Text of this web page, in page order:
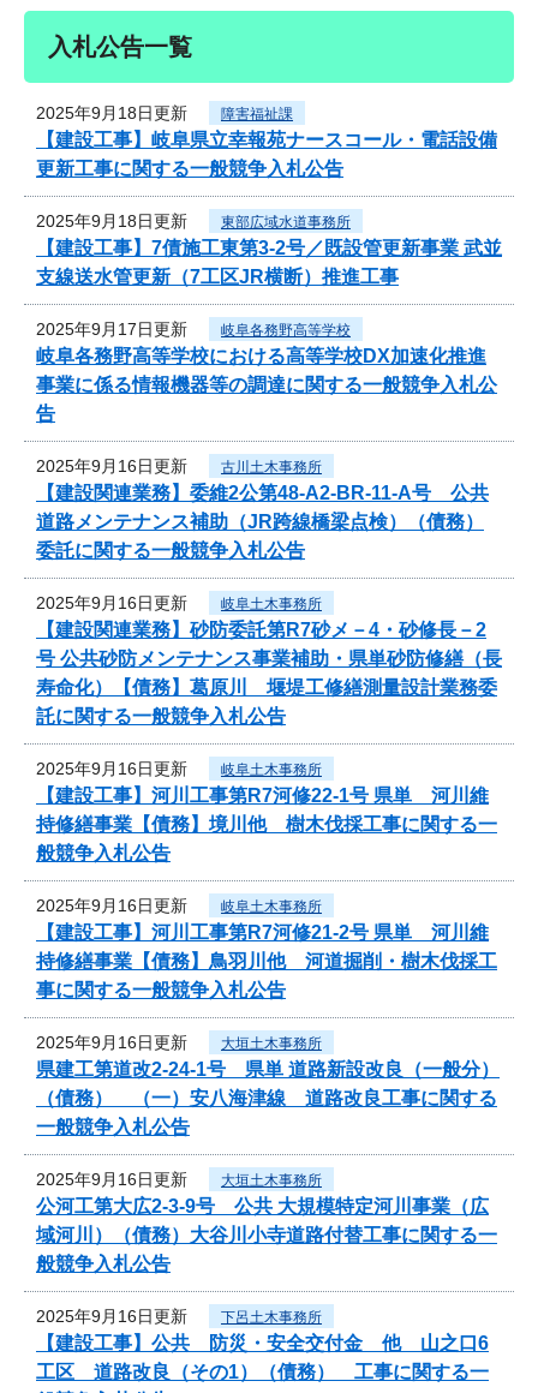
入札公告一覧
2025年9月18日更新 障害福祉課
【建設工事】岐阜県立幸報苑ナースコール・電話設備
更新工事に関する一般競争入札公告
2025年9月18日更新 東部広域水道事務所
【建設工事】7債施工東第3-2号／既設管更新事業 武並
支線送水管更新（7工区JR横断）推進工事
2025年9月17日更新 岐阜各務野高等学校
岐阜各務野高等学校における高等学校DX加速化推進
事業に係る情報機器等の調達に関する一般競争入札公
告
2025年9月16日更新 古川土木事務所
【建設関連業務】委維2公第48-A2-BR-11-A号 公共
道路メンテナンス補助（JR跨線橋梁点検）（債務）
委託に関する一般競争入札公告
2025年9月16日更新 岐阜土木事務所
【建設関連業務】砂防委託第R7砂メ－4・砂修長－2
号 公共砂防メンテナンス事業補助・県単砂防修繕（長
寿命化）【債務】葛原川 堰堤工修繕測量設計業務委
託に関する一般競争入札公告
2025年9月16日更新 岐阜土木事務所
【建設工事】河川工事第R7河修22-1号 県単 河川維
持修繕事業【債務】境川他 樹木伐採工事に関する一
般競争入札公告
2025年9月16日更新 岐阜土木事務所
【建設工事】河川工事第R7河修21-2号 県単 河川維
持修繕事業【債務】鳥羽川他 河道掘削・樹木伐採工
事に関する一般競争入札公告
2025年9月16日更新 大垣土木事務所
県建工第道改2-24-1号 県単 道路新設改良（一般分）
（債務） （一）安八海津線 道路改良工事に関する
一般競争入札公告
2025年9月16日更新 大垣土木事務所
公河工第大広2-3-9号 公共 大規模特定河川事業（広
域河川）（債務）大谷川小寺道路付替工事に関する一
般競争入札公告
2025年9月16日更新 下呂土木事務所
【建設工事】公共 防災・安全交付金 他 山之口6
工区 道路改良（その1）（債務） 工事に関する一